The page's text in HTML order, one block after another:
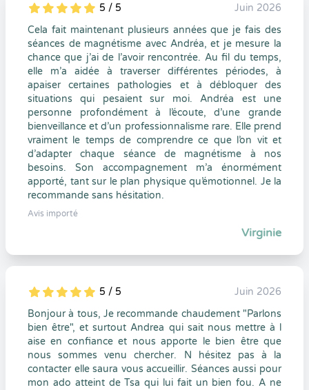
5
1
5
0 5 / 5
Juin 2026
Cela fait maintenant plusieurs années que je fais des
séances de magnétisme avec Andréa, et je mesure la
chance que j’ai de l’avoir rencontrée. Au fil du temps,
elle m’a aidée à traverser différentes périodes, à
apaiser certaines pathologies et à débloquer des
situations qui pesaient sur moi. Andréa est une
personne profondément à l’écoute, d’une grande
bienveillance et d’un professionnalisme rare. Elle prend
vraiment le temps de comprendre ce que l’on vit et
d’adapter chaque séance de magnétisme à nos
besoins. Son accompagnement m’a énormément
apporté, tant sur le plan physique qu’émotionnel. Je la
recommande sans hésitation.
Avis importé
Virginie
5
1
5
0 5 / 5
Juin 2026
Bonjour à tous, Je recommande chaudement "Parlons
bien être", et surtout Andrea qui sait nous mettre à l
aise en confiance et nous apporte le bien être que
nous sommes venu chercher. N hésitez pas à la
contacter elle saura vous accueillir. Séances aussi pour
mon ado atteint de Tsa qui lui fait un bien fou. A ne